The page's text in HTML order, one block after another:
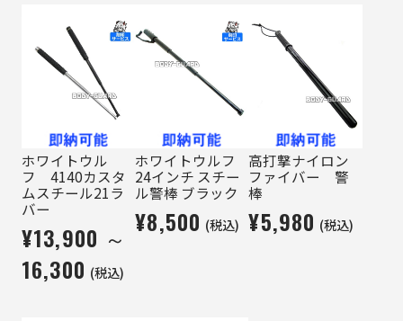
ホワイトウル
フ 4140カスタ
ムスチール21ラ
バー
¥13,900 ～
16,300 (税込)
ホワイトウルフ
24インチ スチー
ル警棒 ブラック
¥8,500 (税込)
高打撃ナイロン
ファイバー 警
棒
¥5,980 (税込)